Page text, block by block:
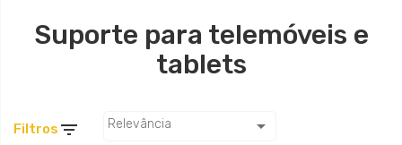
Suporte para telemóveis e
tablets
Filtros  Relevância 